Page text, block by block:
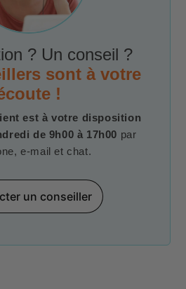
? Un conseil ?
sont à votre
!
est à votre disposition
de 9h00 à 17h00 par
e-mail et chat.
un conseiller